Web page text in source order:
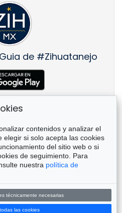
de #Zihuatanejo
para promover Ixtapa-
aledañas, con un enfoque en
de MiPyMES.
gubernamental ni partido
en
contenidos y analizar el
elegir si solo acepta las cookies
del sitio web o si
de seguimiento. Para
nuestra política de
técnicamente necesarias
las cookies